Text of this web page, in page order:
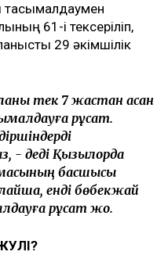
61-і тексеріліп,
29 әкімшілік
тек 7 жастан асқан
рұқсат.
- деді Қызылорда
басшысы
енді бөбекжай
рұқсат жоқ.